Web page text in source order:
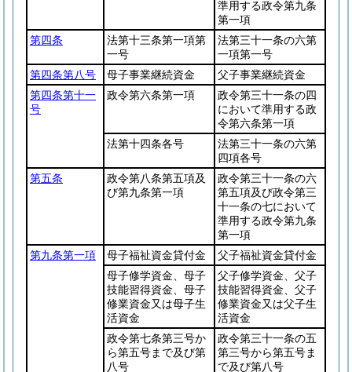
準用する政令第九条
第一項
第四条
法第十三条第一項第
一号
法第三十一条の六第
一項第一号
第四条第八号
母子事業継続資金
父子事業継続資金
第四条第十一
号
政令第六条第一項
政令第三十一条の四
において準用する政
令第六条第一項
法第十四条各号
法第三十一条の六第
四項各号
第五条
政令第八条第五項及
び第九条第一項
政令第三十一条の六
第五項及び政令第三
十一条の七において
準用する政令第九条
第一項
第九条第一項
母子福祉資金貸付金
父子福祉資金貸付金
母子修学資金、母子
技能習得資金、母子
修業資金又は母子生
活資金
父子修学資金、父子
技能習得資金、父子
修業資金又は父子生
活資金
政令第七条第三号か
ら第五号まで及び第
八号
政令第三十一条の五
第三号から第五号ま
で及び第八号